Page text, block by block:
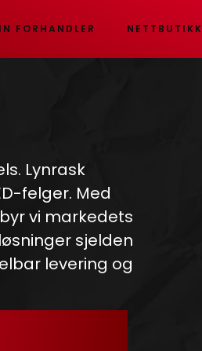
FORHANDLER NETTBUTIKK
Lynrask
felger. Med
vi markedets
sjelden
levering og